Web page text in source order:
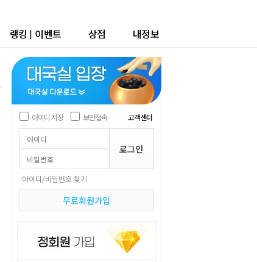
랭킹 | 이벤트 상점 내정보
아이디 저장 보안접속 고객센터
아이디/비밀번호 찾기
무료회원가입